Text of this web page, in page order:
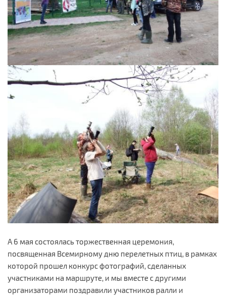
А 6 мая состоялась торжественная церемония,
посвященная Всемирному дню перелетных птиц, в рамках
которой прошел конкурс фотографий, сделанных
участниками на маршруте, и мы вместе с другими
организаторами поздравили участников ралли и